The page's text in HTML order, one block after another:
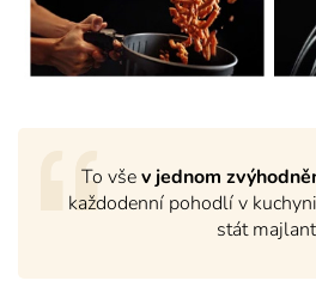
To všev jednom
každodenní pohodlí v
stát